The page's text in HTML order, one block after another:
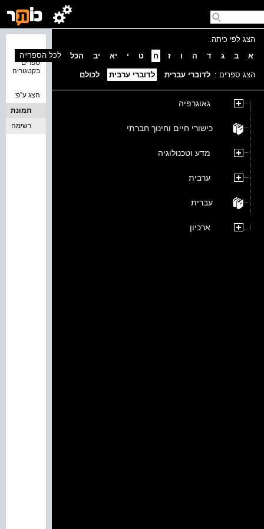
הצג לפי כיתה:
א
ב ג ד ה ו ז ח ט י יא יב הכל
הצג ספרים : לדוברי עברית לדוברי ערבית לכולם
גאוגרפיה
כישורי חיים וחינוך חברתי
מדע וטכנולוגיה
ערבית
עברית
ארכיון
ספרים
בקטגוריה
לכל הספרייה
הצג ע''פ:
תמונת
כריכה
רשימה